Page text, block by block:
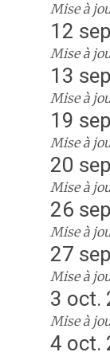
Mise à
12
Mise à
13
Mise à
19
Mise à
20
Mise à
26
Mise à
27
Mise à
3 oct.
Mise à
4 oct.